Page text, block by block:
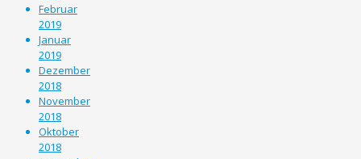
Februar
2019
Januar
2019
Dezember
2018
November
2018
Oktober
2018